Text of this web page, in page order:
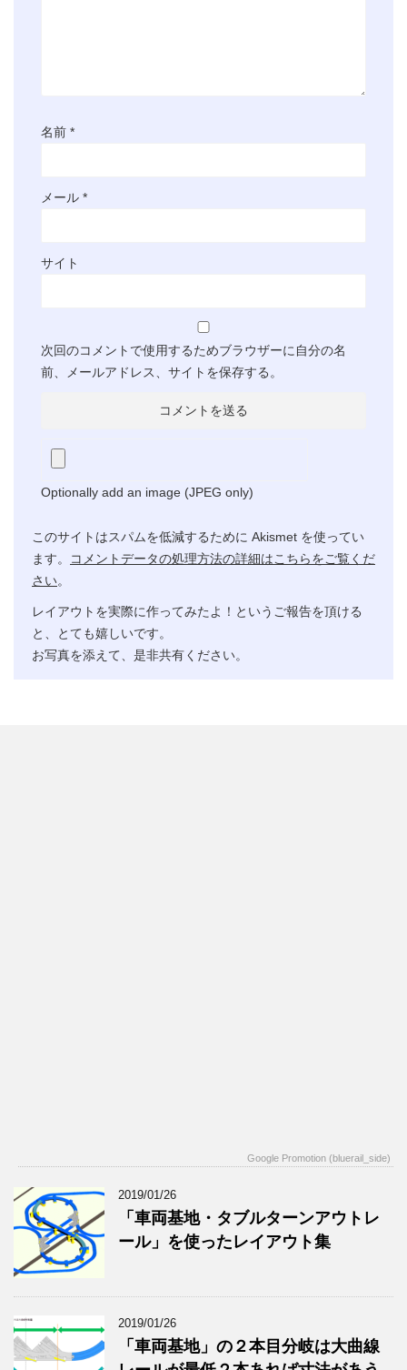
名前 *
メール *
サイト
次回のコメントで使用するためブラウザーに自分の名
前、メールアドレス、サイトを保存する。
Optionally add an image (JPEG only)
このサイトはスパムを低減するために Akismet を使ってい
ます。
コメントデータの処理方法の詳細はこちらをご覧くだ
さい。
レイアウトを実際に作ってみたよ！というご報告を頂ける
と、とても嬉しいです。
お写真を添えて、是非共有ください。
Google Promotion (bluerail_side)
2019/01/26
「車両基地・タブルターンアウトレ
ール」を使ったレイアウト集
2019/01/26
「車両基地」の２本目分岐は大曲線